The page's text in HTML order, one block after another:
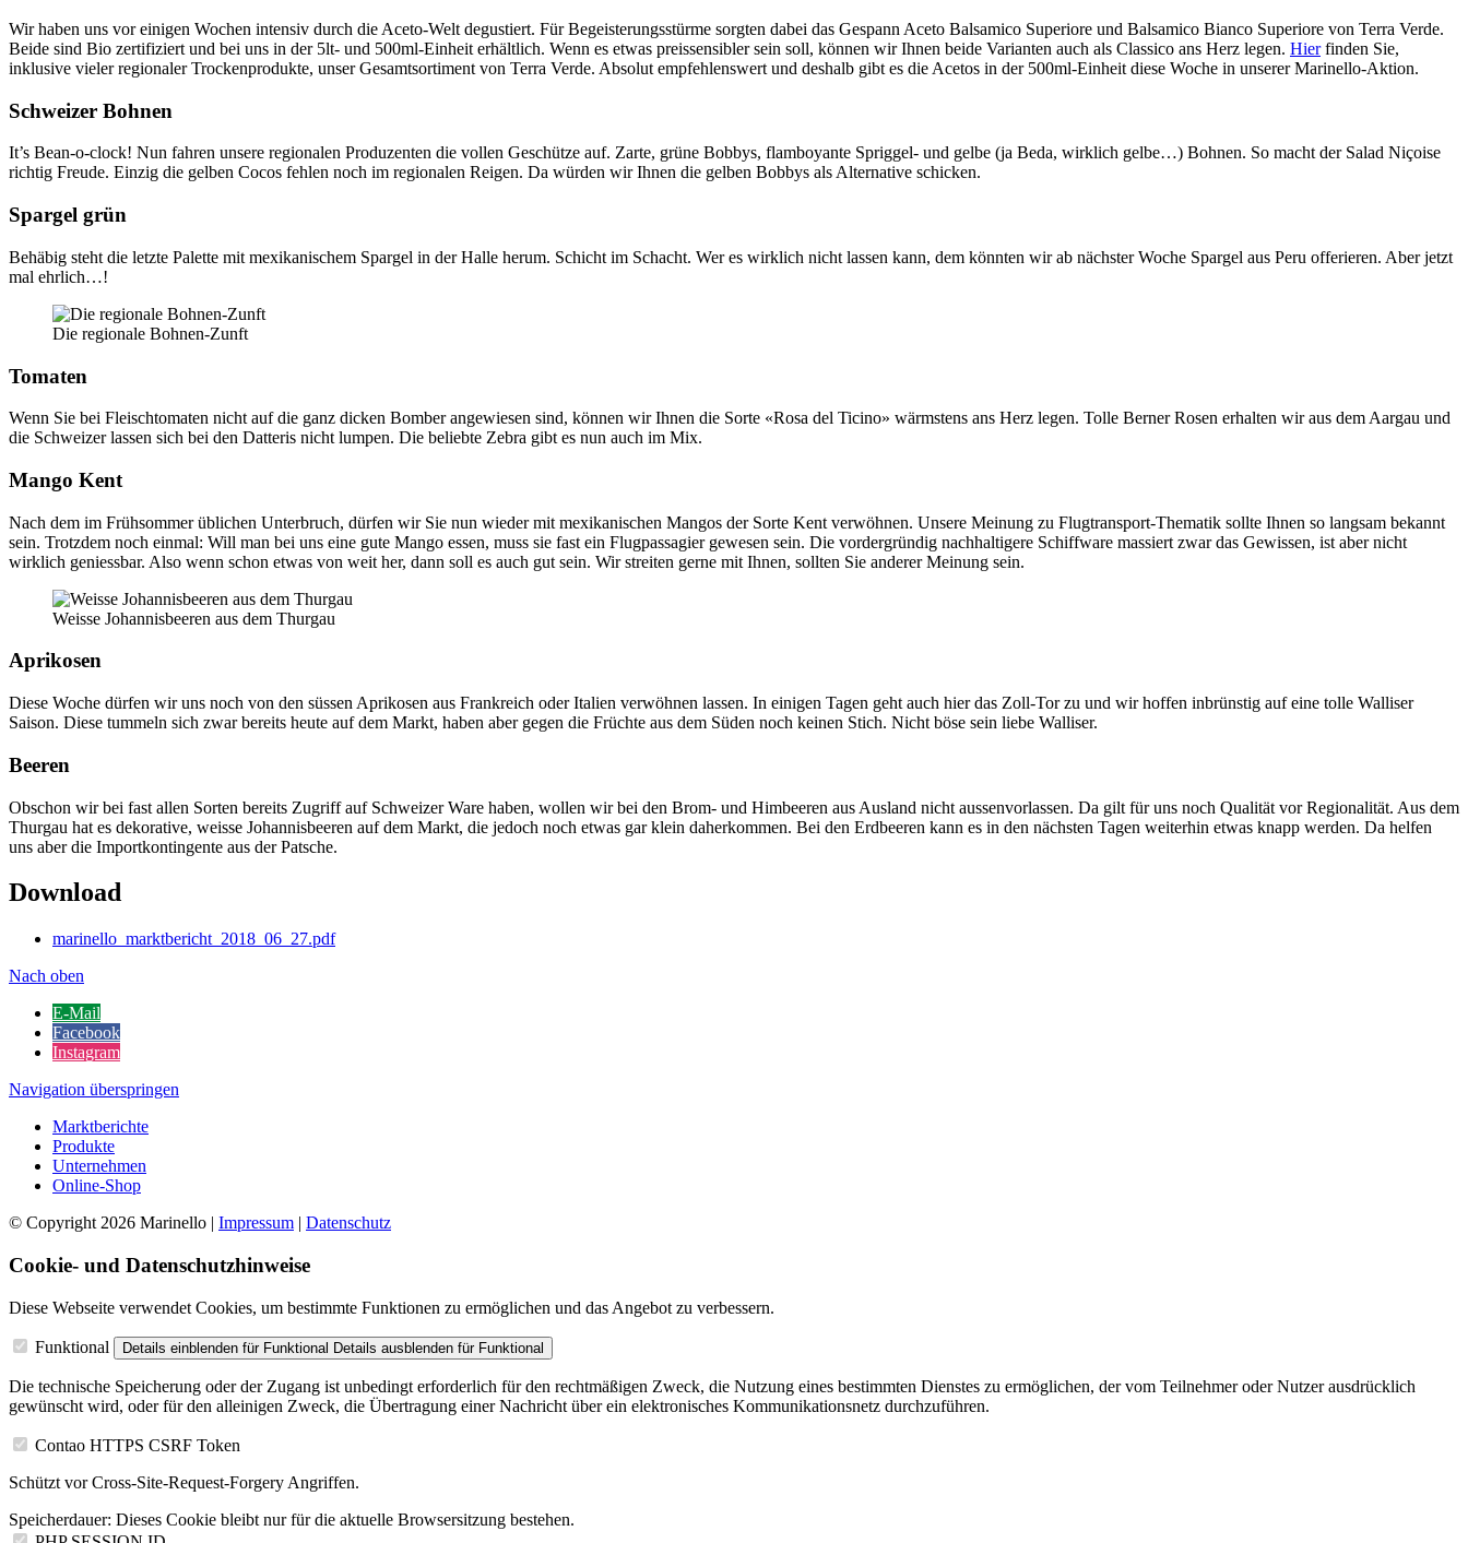
Wir haben uns vor einigen Wochen intensiv durch die Aceto-Welt degustiert. Für Begeisterungsstürme sorgten dabei das Gespann Aceto Balsamico Superiore und Balsamico Bianco Superiore von Terra Verde.
Beide sind Bio zertifiziert und bei uns in der 5lt- und 500ml-Einheit erhältlich. Wenn es etwas preissensibler sein soll, können wir Ihnen beide Varianten auch als Classico ans Herz legen. Hierfinden Sie,
inklusive vieler regionaler Trockenprodukte, unser Gesamtsortiment von Terra Verde. Absolut empfehlenswert und deshalb gibt es die Acetos in der 500ml-Einheit diese Woche in unserer Marinello-Aktion.
Schweizer Bohnen
It’s Bean-o-clock! Nun fahren unsere regionalen Produzenten die vollen Geschütze auf. Zarte, grüne Bobbys, flamboyante Spriggel- und gelbe (ja Beda, wirklich gelbe…) Bohnen. So macht der Salad Niçoise
richtig Freude. Einzig die gelben Cocos fehlen noch im regionalen Reigen. Da würden wir Ihnen die gelben Bobbys als Alternative schicken.
Spargel grün
Behäbig steht die letzte Palette mit mexikanischem Spargel in der Halle herum. Schicht im Schacht. Wer es wirklich nicht lassen kann, dem könnten wir ab nächster Woche Spargel aus Peru offerieren. Aber jetzt
mal ehrlich…!
Die regionale Bohnen-Zunft
Tomaten
Wenn Sie bei Fleischtomaten nicht auf die ganz dicken Bomber angewiesen sind, können wir Ihnen die Sorte «Rosa del Ticino» wärmstens ans Herz legen. Tolle Berner Rosen erhalten wir aus dem Aargau und
die Schweizer lassen sich bei den Datteris nicht lumpen. Die beliebte Zebra gibt es nun auch im Mix.
Mango Kent
Nach dem im Frühsommer üblichen Unterbruch, dürfen wir Sie nun wieder mit mexikanischen Mangos der Sorte Kent verwöhnen. Unsere Meinung zu Flugtransport-Thematik sollte Ihnen so langsam bekannt
sein. Trotzdem noch einmal: Will man bei uns eine gute Mango essen, muss sie fast ein Flugpassagier gewesen sein. Die vordergründig nachhaltigere Schiffware massiert zwar das Gewissen, ist aber nicht
wirklich geniessbar. Also wenn schon etwas von weit her, dann soll es auch gut sein. Wir streiten gerne mit Ihnen, sollten Sie anderer Meinung sein.
Weisse Johannisbeeren aus dem Thurgau
Aprikosen
Diese Woche dürfen wir uns noch von den süssen Aprikosen aus Frankreich oder Italien verwöhnen lassen. In einigen Tagen geht auch hier das Zoll-Tor zu und wir hoffen inbrünstig auf eine tolle Walliser
Saison. Diese tummeln sich zwar bereits heute auf dem Markt, haben aber gegen die Früchte aus dem Süden noch keinen Stich. Nicht böse sein liebe Walliser.
Beeren
Obschon wir bei fast allen Sorten bereits Zugriff auf Schweizer Ware haben, wollen wir bei den Brom- und Himbeeren aus Ausland nicht aussenvorlassen. Da gilt für uns noch Qualität vor Regionalität. Aus dem
Thurgau hat es dekorative, weisse Johannisbeeren auf dem Markt, die jedoch noch etwas gar klein daherkommen. Bei den Erdbeeren kann es in den nächsten Tagen weiterhin etwas knapp werden. Da helfen
uns aber die Importkontingente aus der Patsche.
Download
marinello_marktbericht_2018_06_27.pdf
Nach oben
E-Mail
Facebook
Instagram
Navigation überspringen
Marktberichte
Produkte
Unternehmen
Online-Shop
© Copyright 2026 Marinello | Impressum | Datenschutz
Cookie- und Datenschutzhinweise
Diese Webseite verwendet Cookies, um bestimmte Funktionen zu ermöglichen und das Angebot zu verbessern.
Funktional Details einblenden für Funktional Details ausblenden für Funktional
Die technische Speicherung oder der Zugang ist unbedingt erforderlich für den rechtmäßigen Zweck, die Nutzung eines bestimmten Dienstes zu ermöglichen, der vom Teilnehmer oder Nutzer ausdrücklich
gewünscht wird, oder für den alleinigen Zweck, die Übertragung einer Nachricht über ein elektronisches Kommunikationsnetz durchzuführen.
Contao HTTPS CSRF Token
Schützt vor Cross-Site-Request-Forgery Angriffen.
Speicherdauer: Dieses Cookie bleibt nur für die aktuelle Browsersitzung bestehen.